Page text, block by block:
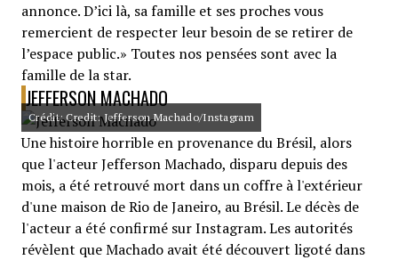
annonce. D’ici là, sa famille et ses proches vous
remercient de respecter leur besoin de se retirer de
l’espace public.» Toutes nos pensées sont avec la
famille de la star.
JEFFERSON MACHADO
Crédit: Credit: Jefferson Machado/Instagram
Une histoire horrible en provenance du Brésil, alors
que l'acteur Jefferson Machado, disparu depuis des
mois, a été retrouvé mort dans un coffre à l'extérieur
d'une maison de Rio de Janeiro, au Brésil. Le décès de
l'acteur a été confirmé sur Instagram. Les autorités
révèlent que Machado avait été découvert ligoté dans